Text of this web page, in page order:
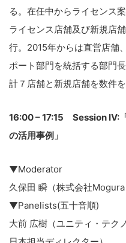
る。在任中からライセンス
ライセンス店舗及び新規店
行。2015年からは直営店舗
ポート部門を統括する部門
計７店舗と新規店舗を数件を
16:00 – 17:15 Session IV:
の活用事例」
▼Moderator
久保田 瞬（株式会社
▼Panelists(五十音順)
大前 広樹（ユニティ・テク